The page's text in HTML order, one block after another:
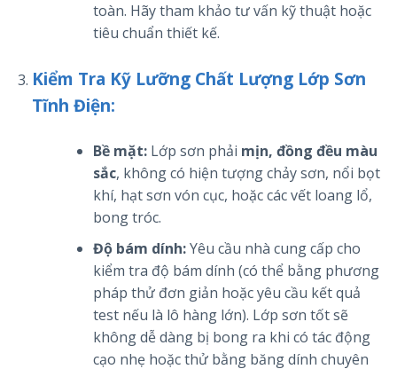
toàn. Hãy tham khảo tư vấn kỹ thuật hoặc
tiêu chuẩn thiết kế.
Kiểm Tra Kỹ Lưỡng Chất Lượng Lớp Sơn
Tĩnh Điện:
Bề mặt:Lớp sơn phải mịn, đồng đều màu
sắc, không có hiện tượng chảy sơn, nổi bọt
khí, hạt sơn vón cục, hoặc các vết loang lổ,
bong tróc.
Độ bám dính:Yêu cầu nhà cung cấp cho
kiểm tra độ bám dính (có thể bằng phương
pháp thử đơn giản hoặc yêu cầu kết quả
test nếu là lô hàng lớn). Lớp sơn tốt sẽ
không dễ dàng bị bong ra khi có tác động
cạo nhẹ hoặc thử bằng băng dính chuyên